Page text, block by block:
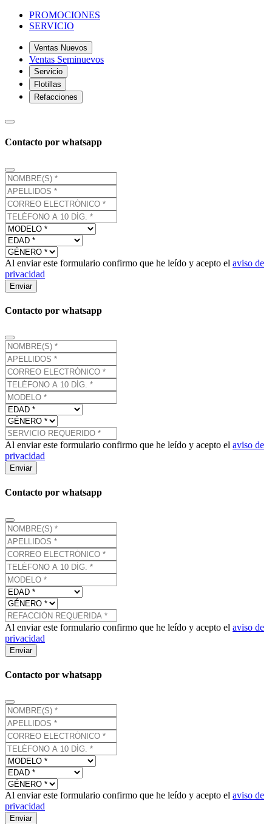
PROMOCIONES
SERVICIO
Ventas Nuevos
Ventas Seminuevos
Servicio
Flotillas
Refacciones
Contacto por whatsapp
Al enviar este formulario confirmo que he leído y acepto el aviso de
privacidad
Enviar
Contacto por whatsapp
Al enviar este formulario confirmo que he leído y acepto el aviso de
privacidad
Enviar
Contacto por whatsapp
Al enviar este formulario confirmo que he leído y acepto el aviso de
privacidad
Enviar
Contacto por whatsapp
Al enviar este formulario confirmo que he leído y acepto el aviso de
privacidad
Enviar